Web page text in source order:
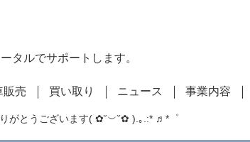
タルでサポートします。
販売 買い取り ニュース 事業内容
がとうございます( ✿˘︶˘✿ ).｡.:* ♬*゜